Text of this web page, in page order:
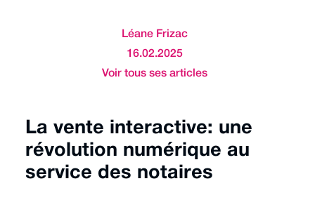
Léane Frizac
16.02.2025
Voir tous ses articles
La vente interactive: une
révolution numérique au
service des notaires